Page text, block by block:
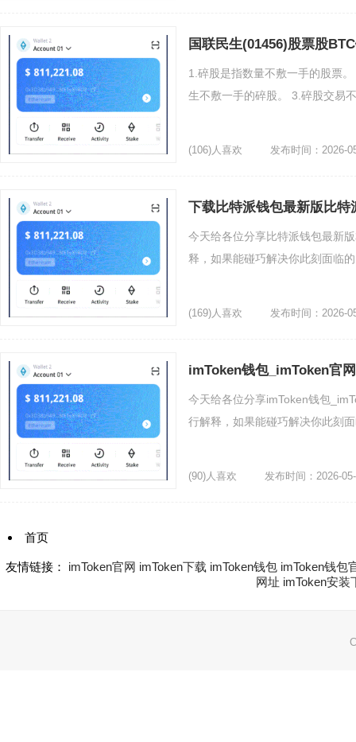
国联民生(01456)股票股
1.碎股是指数量不敷一手的股票
生不敷一手的碎股。 3.碎股交易
(106)人喜欢 发布时间：2026-
下载比特派钱包最新版比
今天给各位分享比特派钱包最新
释，如果能碰巧解决你此刻面临
(169)人喜欢 发布时间：2026-
imToken钱包_imToken官
今天给各位分享imToken钱包
行解释，如果能碰巧解决你此刻
(90)人喜欢 发布时间：2026-
首页
1
友情链接： imToken官网 imToken下载 imToken钱包 imToken钱包
网址 imToken安装